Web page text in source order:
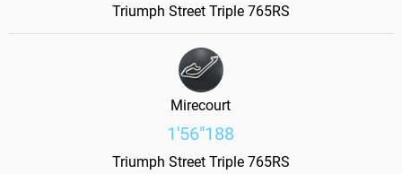
Triumph Street Triple 765RS
1'56"188
Triumph Street Triple 765RS
Mirecourt